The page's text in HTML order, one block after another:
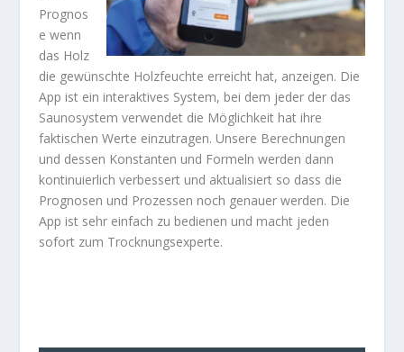
Prognos
e wenn
das Holz
die gewünschte Holzfeuchte erreicht hat, anzeigen. Die
App ist ein interaktives System, bei dem jeder der das
Saunosystem verwendet die Möglichkeit hat ihre
faktischen Werte einzutragen. Unsere Berechnungen
und dessen Konstanten und Formeln werden dann
kontinuierlich verbessert und aktualisiert so dass die
Prognosen und Prozessen noch genauer werden. Die
App ist sehr einfach zu bedienen und macht jeden
sofort zum Trocknungsexperte.